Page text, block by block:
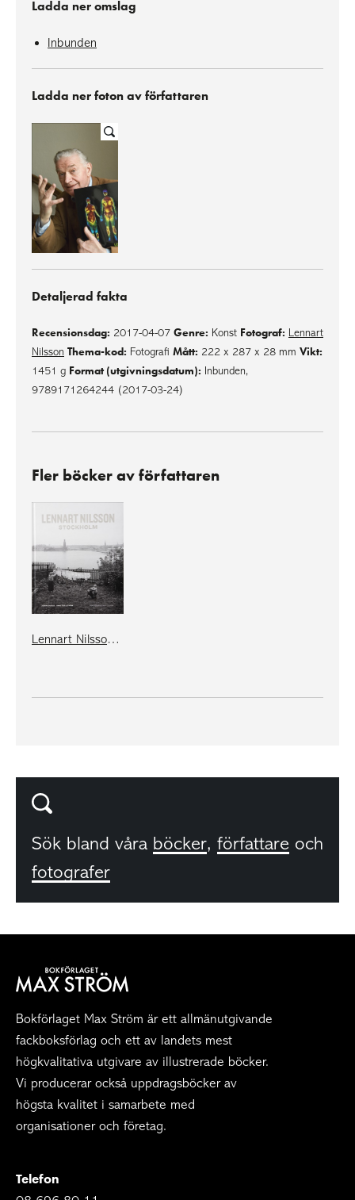
Ladda ner omslag
Inbunden
Ladda ner foton av författaren
Detaljerad fakta
Recensionsdag: 2017-04-07 Genre: Konst Fotograf: Lennart
Nilsson Thema-kod: Fotografi Mått: 222 x 287 x 28 mm Vikt:
1451 g Format (utgivningsdatum): Inbunden,
9789171264244 (2017-03-24)
Fler böcker av författaren
Lennart Nilsson Stockholm
Sök bland våra böcker, författare och
fotografer
Bokförlaget Max Ström är ett allmänutgivande
fackboksförlag och ett av landets mest
högkvalitativa utgivare av illustrerade böcker.
Vi producerar också uppdragsböcker av
högsta kvalitet i samarbete med
organisationer och företag.
Telefon